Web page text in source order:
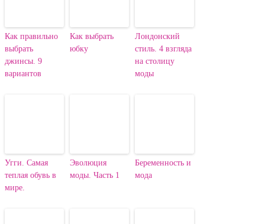
Как правильно
выбрать
джинсы. 9
вариантов
Как выбрать
юбку
Лондонский
стиль. 4 взгляда
на столицу
моды
Угги. Самая
теплая обувь в
мире.
Эволюция
моды. Часть 1
Беременность и
мода